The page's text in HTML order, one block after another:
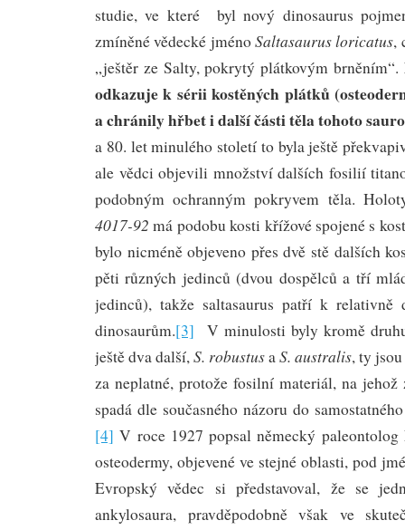
studie, ve které byl nový dinosaurus
zmíněné vědecké jménoSaltasaurus loricatus,
„ještěr ze Salty, pokrytý plátkovým brněním“.
odkazuje k sérii kostěných plátků
a chránily hřbet i další části těla tohoto
a 80. let minulého století to byla ještě
ale vědci objevili množství dalších fosilií
podobným ochranným pokryvem těla.
4017-92 má podobu kosti křížové spojené s
bylo nicméně objeveno přes dvě stě dalších
pěti různých jedinců (dvou dospělců a tří
jedinců), takže saltasaurus patří k relativně
dinosaurům.[3] V minulosti byly kromě
ještě dva další,S. robustusaS. australis, ty
za neplatné, protože fosilní materiál, na jehož
spadá dle současného názoru do
[4] V roce 1927 popsal německý paleontolog
osteodermy, objevené ve stejné oblasti, pod
Evropský vědec si představoval, že se
ankylosaura, pravděpodobně však ve